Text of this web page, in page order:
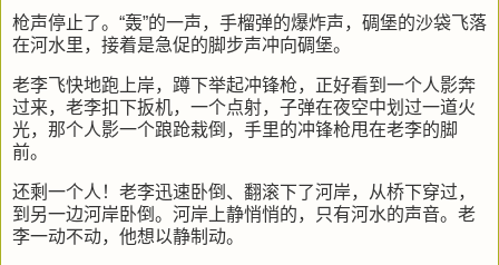
枪声停止了。“轰”的一声，手榴弹的爆炸声，碉堡的沙袋飞落
在河水里，接着是急促的脚步声冲向碉堡。
老李飞快地跑上岸，蹲下举起冲锋枪，正好看到一个人影奔
过来，老李扣下扳机，一个点射，子弹在夜空中划过一道火
光，那个人影一个踉跄栽倒，手里的冲锋枪甩在老李的脚
前。
还剩一个人！老李迅速卧倒、翻滚下了河岸，从桥下穿过，
到另一边河岸卧倒。河岸上静悄悄的，只有河水的声音。老
李一动不动，他想以静制动。